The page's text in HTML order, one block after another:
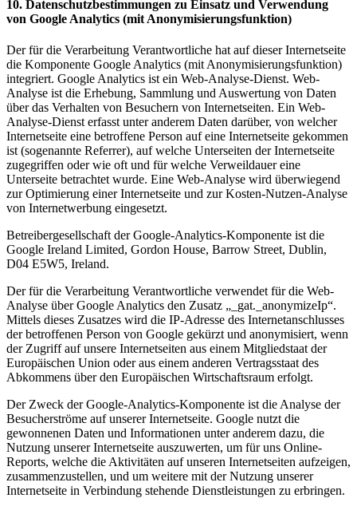
10. Datenschutzbestimmungen zu Einsatz und Verwendung
von Google Analytics (mit Anonymisierungsfunktion)
Der für die Verarbeitung Verantwortliche hat auf dieser Internetseite
die Komponente Google Analytics (mit Anonymisierungsfunktion)
integriert. Google Analytics ist ein Web-Analyse-Dienst. Web-
Analyse ist die Erhebung, Sammlung und Auswertung von Daten
über das Verhalten von Besuchern von Internetseiten. Ein Web-
Analyse-Dienst erfasst unter anderem Daten darüber, von welcher
Internetseite eine betroffene Person auf eine Internetseite gekommen
ist (sogenannte Referrer), auf welche Unterseiten der Internetseite
zugegriffen oder wie oft und für welche Verweildauer eine
Unterseite betrachtet wurde. Eine Web-Analyse wird überwiegend
zur Optimierung einer Internetseite und zur Kosten-Nutzen-Analyse
von Internetwerbung eingesetzt.
Betreibergesellschaft der Google-Analytics-Komponente ist die
Google Ireland Limited, Gordon House, Barrow Street, Dublin,
D04 E5W5, Ireland.
Der für die Verarbeitung Verantwortliche verwendet für die Web-
Analyse über Google Analytics den Zusatz „_gat._anonymizeIp“.
Mittels dieses Zusatzes wird die IP-Adresse des Internetanschlusses
der betroffenen Person von Google gekürzt und anonymisiert, wenn
der Zugriff auf unsere Internetseiten aus einem Mitgliedstaat der
Europäischen Union oder aus einem anderen Vertragsstaat des
Abkommens über den Europäischen Wirtschaftsraum erfolgt.
Der Zweck der Google-Analytics-Komponente ist die Analyse der
Besucherströme auf unserer Internetseite. Google nutzt die
gewonnenen Daten und Informationen unter anderem dazu, die
Nutzung unserer Internetseite auszuwerten, um für uns Online-
Reports, welche die Aktivitäten auf unseren Internetseiten aufzeigen,
zusammenzustellen, und um weitere mit der Nutzung unserer
Internetseite in Verbindung stehende Dienstleistungen zu erbringen.